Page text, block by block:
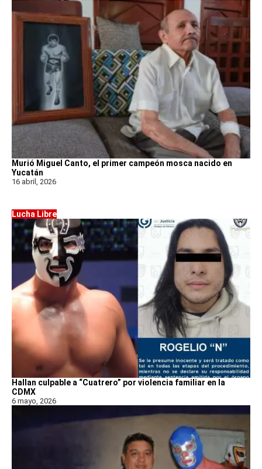
Murió Miguel Canto, el primer campeón mosca nacido en
Yucatán
16 abril, 2026
Lucha Libre
Hallan culpable a “Cuatrero” por violencia familiar en la
CDMX
6 mayo, 2026